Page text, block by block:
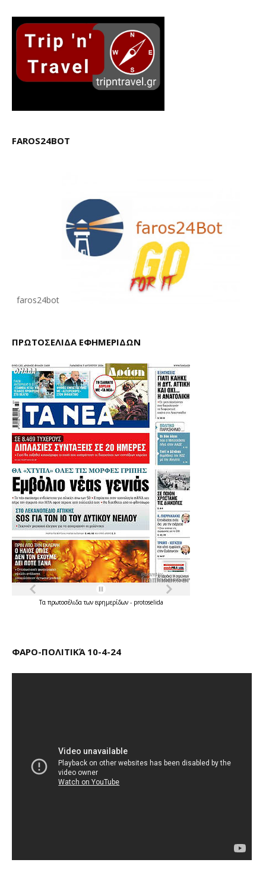
FAROS24BOT
faros24bot
ΠΡΩΤΟΣΕΛΙΔΑ ΕΦΗΜΕΡΙΔΩΝ
Τα πρωτοσέλιδατων εφημερίδων - protoselida
ΦΑΡΟ-ΠΟΛΙΤΙΚΆ 10-4-24